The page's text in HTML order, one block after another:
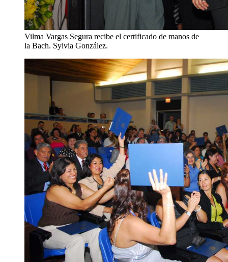
Vilma Vargas Segura recibe el certificado de manos de
la Bach. Sylvia González.